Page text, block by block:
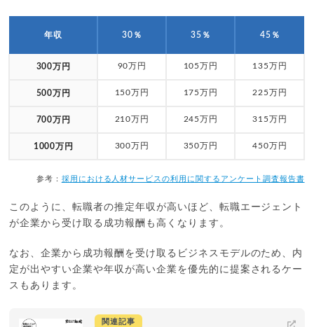
年収 30％ 35％ 45％
300万円 90万円 105万円 135万円
500万円 150万円 175万円 225万円
700万円 210万円 245万円 315万円
1000万円 300万円 350万円 450万円
参考： 採用における人材サービスの利用に関するアンケート調査報告書
このように、転職者の推定年収が高いほど、転職エージェント
が企業から受け取る成功報酬も高くなります。
なお、企業から成功報酬を受け取るビジネスモデルのため、内
定が出やすい企業や年収が高い企業を優先的に提案されるケー
スもあります。
関連記事